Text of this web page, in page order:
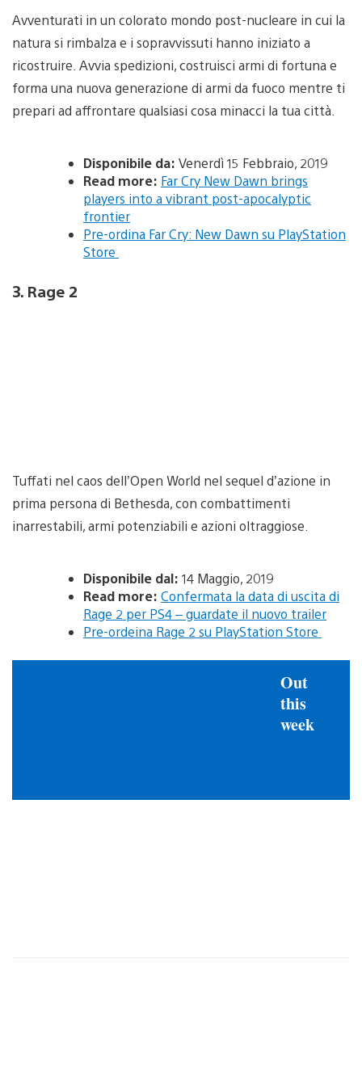
Avventurati in un colorato mondo post-nucleare in cui la
natura si rimbalza e i sopravvissuti hanno iniziato a
ricostruire. Avvia spedizioni, costruisci armi di fortuna e
forma una nuova generazione di armi da fuoco mentre ti
prepari ad affrontare qualsiasi cosa minacci la tua città.
Disponibile da: Venerdì 15 Febbraio, 2019
Read more: Far Cry New Dawn brings
players into a vibrant post-apocalyptic
frontier
Pre-ordina Far Cry: New Dawn su PlayStation
Store
3. Rage 2
Tuffati nel caos dell’Open World nel sequel d’azione in
prima persona di Bethesda, con combattimenti
inarrestabili, armi potenziabili e azioni oltraggiose.
Disponibile dal: 14 Maggio, 2019
Read more: Confermata la data di uscita di
Rage 2 per PS4 – guardate il nuovo trailer
Pre-ordeina Rage 2 su PlayStation Store
Out
this
week